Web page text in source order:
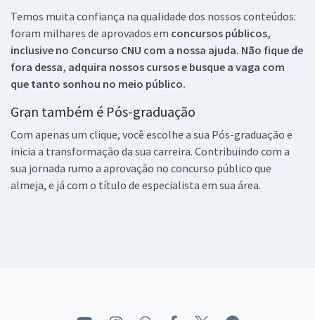
Temos muita confiança na qualidade dos nossos conteúdos:
foram milhares de aprovados em concursos públicos,
inclusive no Concurso CNU com a nossa ajuda. Não fique de
fora dessa, adquira nossos cursos e busque a vaga com
que tanto sonhou no meio público.
Gran também é Pós-graduação
Com apenas um clique, você escolhe a sua Pós-graduação e
inicia a transformação da sua carreira. Contribuindo com a
sua jornada rumo a aprovação no concurso público que
almeja, e já com o título de especialista em sua área.